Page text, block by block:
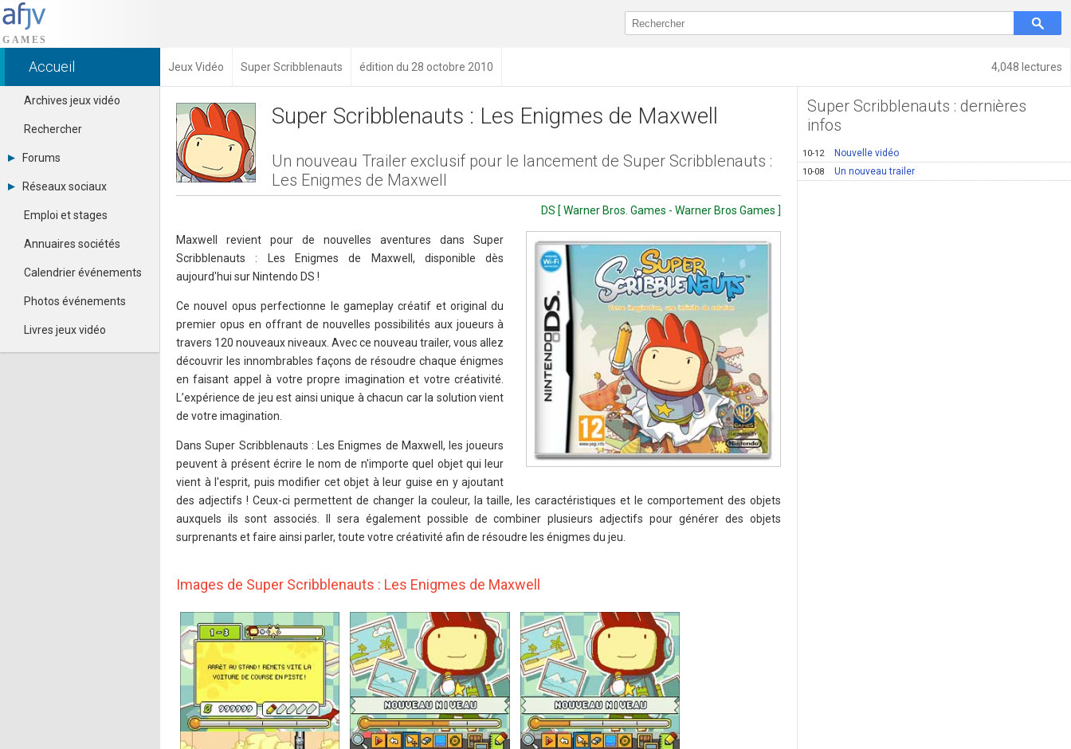
4,048 lectures
Accueil Jeux Vidéo Super Scribblenauts édition du 28 octobre 2010
Archives jeux vidéo
Rechercher
Forums
Tous les forums
Se connecter
Contacter un modérateur
Réseaux sociaux
Dailymotion
Facebook
Google+
Pinterest
Youtube
Emploi et stages
Annuaires sociétés
Calendrier événements
Photos événements
Livres jeux vidéo
Super Scribblenauts : Les Enigmes de Maxwell
Un nouveau Trailer exclusif pour le lancement de Super Scribblenauts :
Les Enigmes de Maxwell
DS [ Warner Bros. Games - Warner Bros Games ]
Maxwell revient pour de nouvelles aventures dans Super
Scribblenauts : Les Enigmes de Maxwell, disponible dès
aujourd'hui sur Nintendo DS !
Ce nouvel opus perfectionne le gameplay créatif et original du
premier opus en offrant de nouvelles possibilités aux joueurs à
travers 120 nouveaux niveaux. Avec ce nouveau trailer, vous allez
découvrir les innombrables façons de résoudre chaque énigmes
en faisant appel à votre propre imagination et votre créativité.
L’expérience de jeu est ainsi unique à chacun car la solution vient
de votre imagination.
Dans Super Scribblenauts : Les Enigmes de Maxwell, les joueurs
peuvent à présent écrire le nom de n'importe quel objet qui leur
vient à l'esprit, puis modifier cet objet à leur guise en y ajoutant
des adjectifs ! Ceux-ci permettent de changer la couleur, la taille, les caractéristiques et le comportement des objets
auxquels ils sont associés. Il sera également possible de combiner plusieurs adjectifs pour générer des objets
surprenants et faire ainsi parler, toute votre créativité afin de résoudre les énigmes du jeu.
Images de Super Scribblenauts : Les Enigmes de Maxwell
Super Scribblenauts : dernières
infos
10-12 Nouvelle vidéo
10-08 Un nouveau trailer